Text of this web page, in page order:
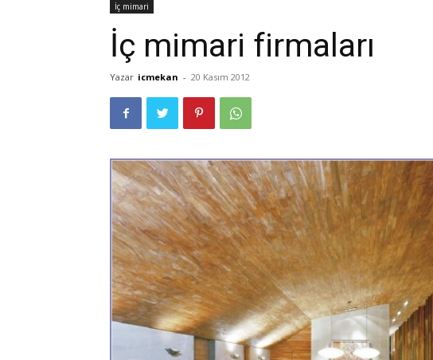
İç mimari
İç mimari firmaları
Yazar icmekan - 20 Kasım 2012